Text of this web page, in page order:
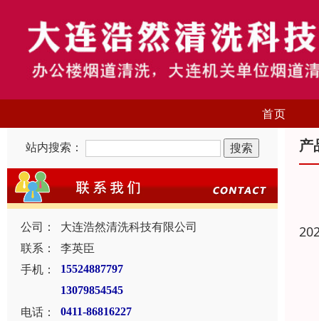
首页
站内搜索：
公司：
大连浩然清洗科技有限公司
联系：
李英臣
手机：
15524887797
13079854545
电话： 0411-86816227
产